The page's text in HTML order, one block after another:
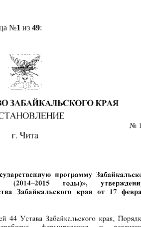
№1 из 49: